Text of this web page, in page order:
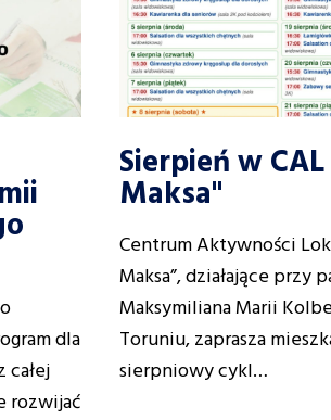
dla
rozwijać
Sierpień w
Maksa"
Centrum Aktywności
Maksa”, działające przy
Maksymiliana Marii
Toruniu, zaprasza
sierpniowy cykl…